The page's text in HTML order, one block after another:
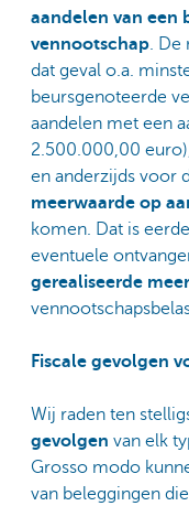
aandelen van een
vennootschap. De
dat geval o.a.
beursgenoteerde
aandelen met een
2.500.000,00
en anderzijds voor
meerwaarde op
komen. Dat is
eventuele
gerealiseerde
Fiscale gevolgen
Wij raden ten
gevolgen van elk
Grosso modo
van beleggingen